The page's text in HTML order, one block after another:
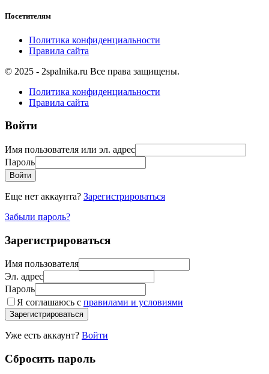
Посетителям
Политика конфиденциальности
Правила сайта
© 2025 - 2spalnika.ru Все права защищены.
Политика конфиденциальности
Правила сайта
Войти
Имя пользователя или эл. адрес
Пароль
Войти
Еще нет аккаунта? Зарегистрироваться
Забыли пароль?
Зарегистрироваться
Имя пользователя
Эл. адрес
Пароль
Я соглашаюсь с правилами и условиями
Зарегистрироваться
Уже есть аккаунт? Войти
Сбросить пароль